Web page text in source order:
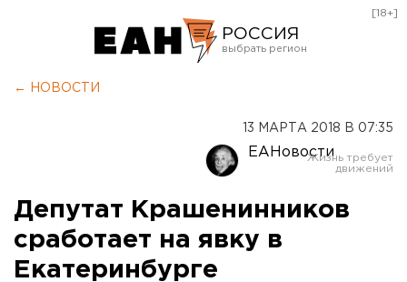
РОССИЯ
Оренбург
[18+]
← НОВОСТИ
13 МАРТА 2018 В 07:35
ЕАНовости
Депутат Крашенинников
сработает на явку в
Екатеринбурге